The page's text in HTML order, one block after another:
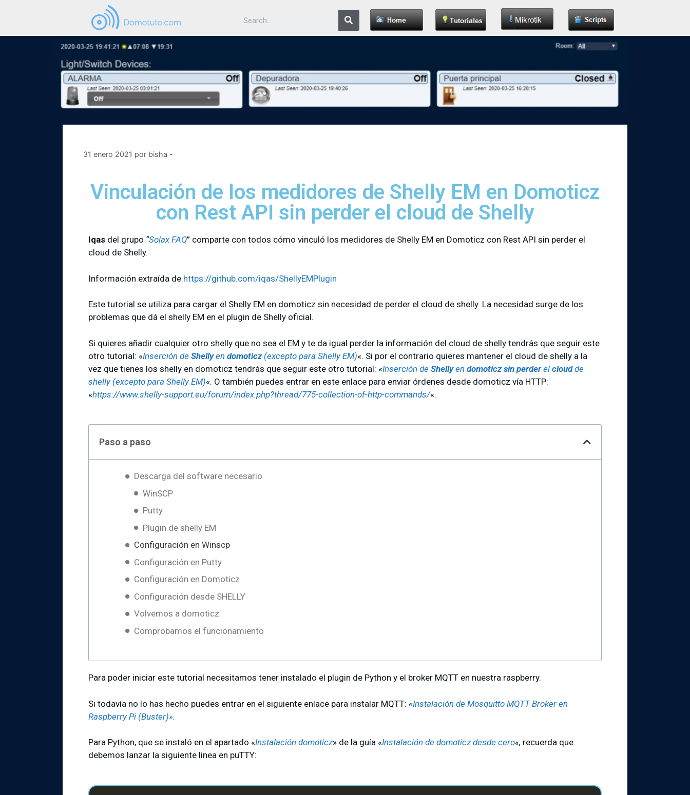
31 enero 2021 por bisha -
Vinculación de los medidores de Shelly EM en Domoticz
con Rest API sin perder el cloud de Shelly
Iqas del grupo “Solax FAQ” comparte con todos cómo vinculó los medidores de Shelly EM en Domoticz con Rest API sin perder el
cloud de Shelly.
Información extraída de https://github.com/iqas/ShellyEMPlugin
Este tutorial se utiliza para cargar el Shelly EM en domoticz sin necesidad de perder el cloud de shelly. La necesidad surge de los
problemas que dá el shelly EM en el plugin de Shelly oficial.
Si quieres añadir cualquier otro shelly que no sea el EM y te da igual perder la información del cloud de shelly tendrás que seguir este
otro tutorial: «Inserción de Shellyen domoticz (excepto para Shelly EM)«. Si por el contrario quieres mantener el cloud de shelly a la
vez que tienes los shelly en domoticz tendrás que seguir este otro tutorial: «Inserción de Shellyen domoticz sin perderel cloudde
shelly (excepto para Shelly EM)«. O también puedes entrar en este enlace para enviar órdenes desde domoticz vía HTTP:
«https://www.shelly-support.eu/forum/index.php?thread/775-collection-of-http-commands/«.
Paso a paso
Descarga del software necesario
WinSCP
Putty
Plugin de shelly EM
Configuración en Winscp
Configuración en Putty
Configuración en Domoticz
Configuración desde SHELLY
Volvemos a domoticz
Comprobamos el funcionamiento
Para poder iniciar este tutorial necesitamos tener instalado el plugin de Python y el broker MQTT en nuestra raspberry.
Si todavía no lo has hecho puedes entrar en el siguiente enlace para instalar MQTT: «Instalación de Mosquitto MQTT Broker en
Raspberry Pi (Buster)».
Para Python, que se instaló en el apartado «Instalación domoticz» de la guía «Instalación de domoticz desde cero«, recuerda que
debemos lanzar la siguiente linea en puTTY: